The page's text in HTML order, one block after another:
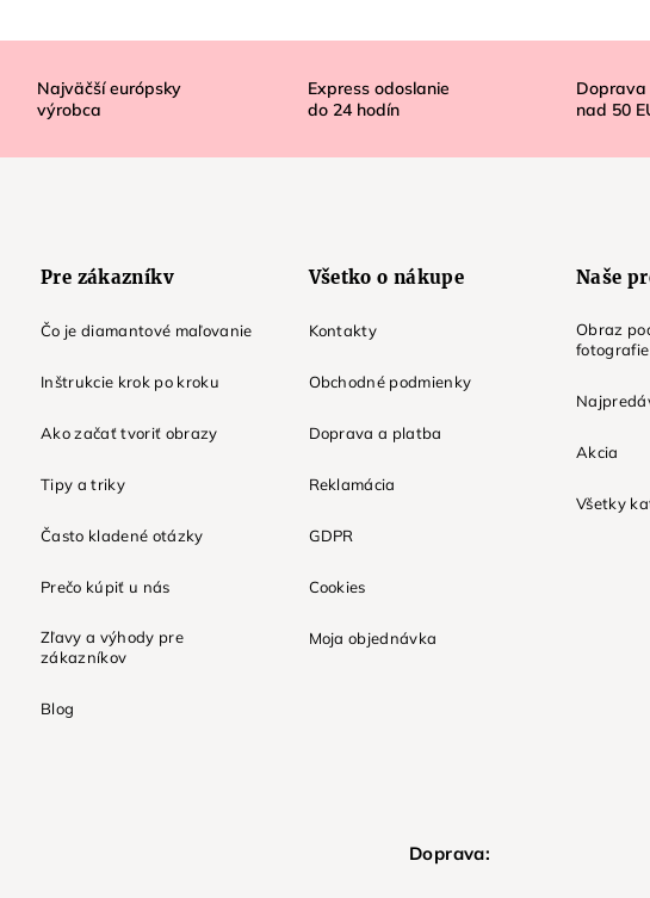
Najväčší európsky
výrobca
Express odoslanie
do 24 hodín
nad 50
Pre zákazníkv
Čo je diamantové maľovanie
Inštrukcie krok po kroku
Ako začať tvoriť obrazy
Tipy a triky
Často kladené otázky
Prečo kúpiť u nás
Zľavy a výhody pre
zákazníkov
Blog
Všetko o nákupe
Kontakty
Obchodné podmienky
Doprava a platba
Reklamácia
GDPR
Cookies
Moja objednávka
Naše
Obraz
fotografie
Akcia
Všetky
Doprava: